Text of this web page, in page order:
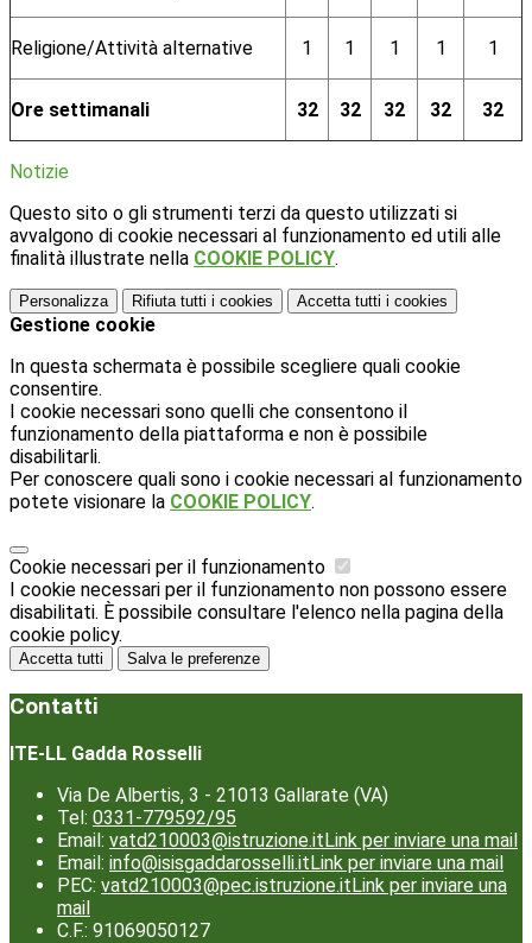
Religione/Attività alternative 1 1 1 1 1
Ore settimanali 32 32 32 32 32
Notizie
Questo sito o gli strumenti terzi da questo utilizzati si
avvalgono di cookie necessari al funzionamento ed utili alle
finalità illustrate nella COOKIE POLICY.
Personalizza Rifiuta tutti i cookies Accetta tutti i cookies
Gestione cookie
In questa schermata è possibile scegliere quali cookie
consentire.
I cookie necessari sono quelli che consentono il
funzionamento della piattaforma e non è possibile
disabilitarli.
Per conoscere quali sono i cookie necessari al funzionamento
potete visionare la COOKIE POLICY.
Cookie necessari per il funzionamento
I cookie necessari per il funzionamento non possono essere
disabilitati. È possibile consultare l'elenco nella pagina della
cookie policy.
Accetta tutti Salva le preferenze
Contatti
ITE-LL Gadda Rosselli
Via De Albertis, 3 - 21013 Gallarate (VA)
Tel: 0331-779592/95
Email: vatd210003@istruzione.itLink per inviare una mail
Email: info@isisgaddarosselli.itLink per inviare una mail
PEC: vatd210003@pec.istruzione.itLink per inviare una
mail
C.F.: 91069050127